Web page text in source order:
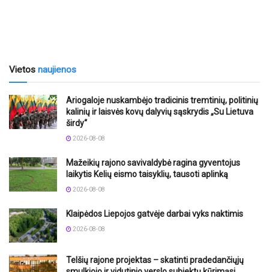
Vietos naujienos
Ariogaloje nuskambėjo tradicinis tremtinių, politinių
kalinių ir laisvės kovų dalyvių sąskrydis „Su Lietuva
širdy“
2026-08-08
Mažeikių rajono savivaldybė ragina gyventojus
laikytis Kelių eismo taisyklių, tausoti aplinką
2026-08-08
Klaipėdos Liepojos gatvėje darbai vyks naktimis
2026-08-08
Telšių rajone projektas – skatinti pradedančiųjų